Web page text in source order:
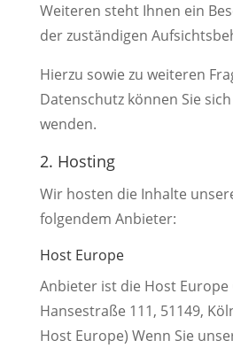
Weiteren steht Ihnen ein
der zuständigen
Hierzu sowie zu weiteren
Datenschutz können Sie
wenden.
2. Hosting
Wir hosten die Inhalte
folgendem Anbieter:
Host Europe
Anbieter ist die Host Europe
Hansestraße 111, 51149,
Host Europe) Wenn Sie